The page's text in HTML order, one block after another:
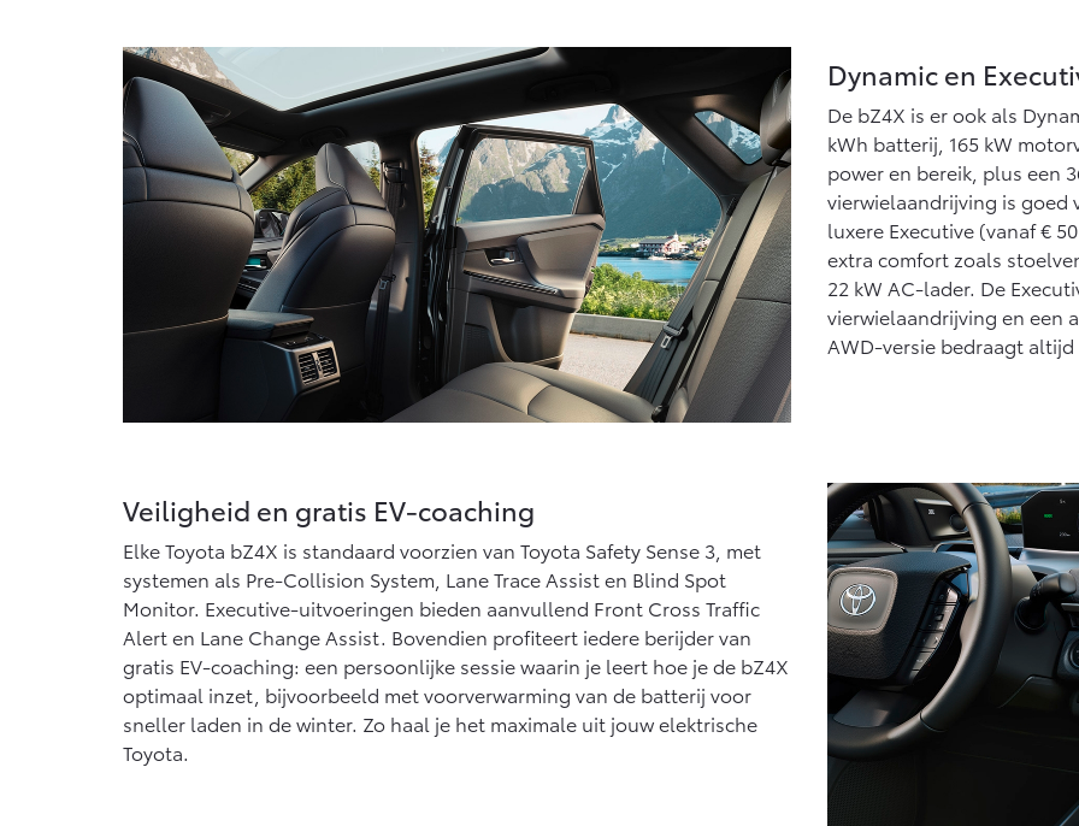
Dynamic en
De bZ4X is er ook als
kWh batterij, 165 kW
power en bereik, plus een
vierwielaandrijving is goed
luxere Executive (vanaf €
extra comfort zoals
22 kW AC-lader. De
vierwielaandrijving en een
AWD-versie bedraagt altijd
Veiligheid en gratis EV-coaching
Elke Toyota bZ4X is standaard voorzien van Toyota Safety Sense 3, met
systemen als Pre-Collision System, Lane Trace Assist en Blind Spot
Monitor. Executive-uitvoeringen bieden aanvullend Front Cross Traffic
Alert en Lane Change Assist. Bovendien profiteert iedere berijder van
gratis EV-coaching: een persoonlijke sessie waarin je leert hoe je de bZ4X
optimaal inzet, bijvoorbeeld met voorverwarming van de batterij voor
sneller laden in de winter. Zo haal je het maximale uit jouw elektrische
Toyota.